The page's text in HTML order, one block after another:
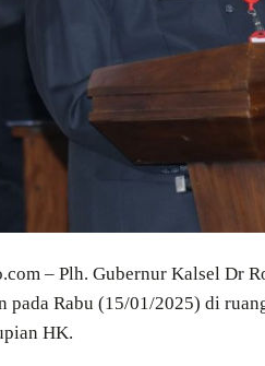
– Plh. Gubernur Kalsel Dr
pada Rabu (15/01/2025) di
HK.